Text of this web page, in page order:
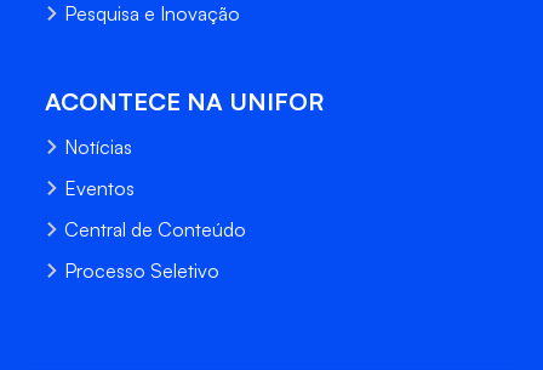
Pesquisa e Inovação
ACONTECE NA UNIFOR
Notícias
Eventos
Central de Conteúdo
Processo Seletivo